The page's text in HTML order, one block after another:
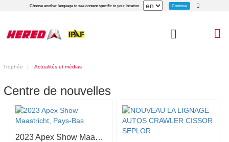
Choose another language to see content specific to your location. Continue
Trophée Actualités et médias
Centre de nouvelles
2023 Apex Show Maastricht, Pays-Bas